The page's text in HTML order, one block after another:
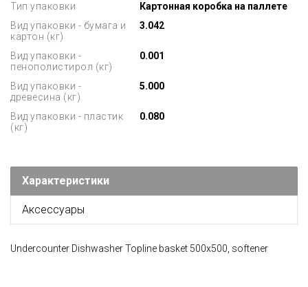
Тип упаковки
Картонная коробка на паллете
Вид упаковки - бумага и
картон (кг)
3.042
Вид упаковки -
пенополистирол (кг)
0.001
Вид упаковки -
древесина (кг)
5.000
Вид упаковки - пластик
(кг)
0.080
Характеристики
Аксессуары
Undercounter Dishwasher Topline basket 500x500, softener